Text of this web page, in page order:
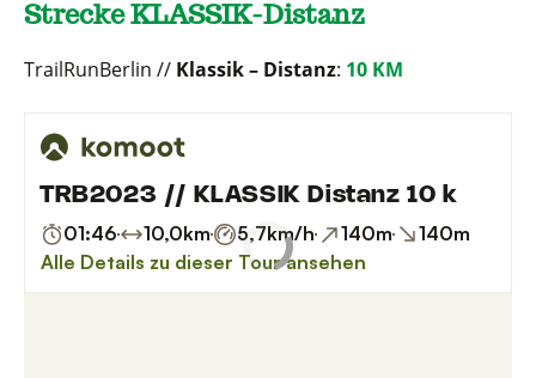
Strecke KLASSIK-Distanz
TrailRunBerlin // Klassik – Distanz: 10 KM